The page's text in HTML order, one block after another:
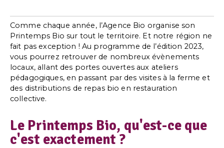
Comme chaque année, l’Agence Bio organise son
Printemps Bio sur tout le territoire. Et notre région ne
fait pas exception ! Au programme de l’édition 2023,
vous pourrez retrouver de nombreux évènements
locaux, allant des portes ouvertes aux ateliers
pédagogiques, en passant par des visites à la ferme et
des distributions de repas bio en restauration
collective.
Le Printemps Bio, qu'est-ce que
c'est exactement ?